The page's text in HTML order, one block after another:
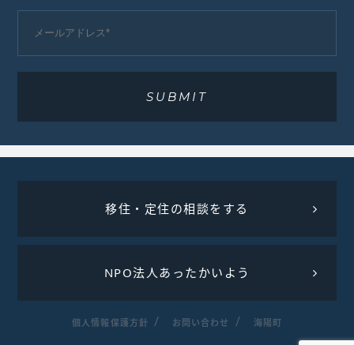
移住・定住の相談をする
NPO法人あったかいよう
個人情報保護方針 お問い合わせ 海陽町